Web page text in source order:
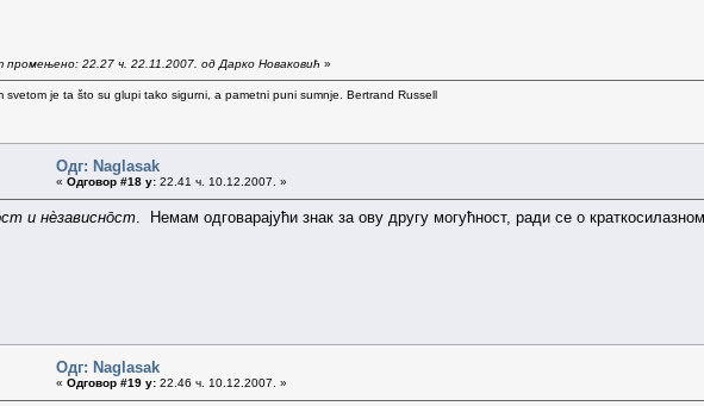
промењено: 22.27 ч. 22.11.2007. од Дарко Новаковић »
svetom je ta što su glupi tako sigurni, a pametni puni sumnje. Bertrand Russell
Одг: Naglasak
« Одговор #18 у: 22.41 ч. 10.12.2007. »
и нèзависнōст . Немам одговарајући знак за ову другу могућност, ради се о
Одг: Naglasak
« Одговор #19 у: 22.46 ч. 10.12.2007. »